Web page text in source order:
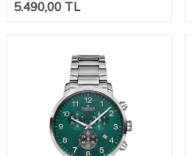
5.490,00 TL